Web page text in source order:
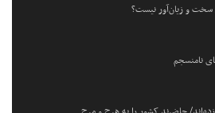
سخت و زیان‌آور نیست؟
نامنسجم